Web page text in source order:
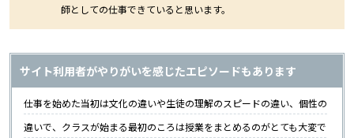
師としての仕事できていると思います。
サイト利用者がやりがいを感じたエピソードもあります
仕事を始めた当初は文化の違いや生徒の理解のスピードの違い、個性の
違いで、クラスが始まる最初のころは授業をまとめるのがとても大変で